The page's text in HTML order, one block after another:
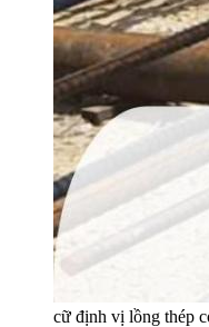
cữ định vị lồng thép